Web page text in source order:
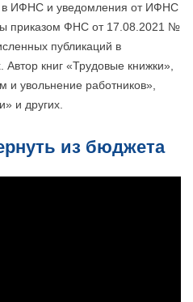
в ИФНС и уведомления от ИФНС
приказом ФНС от 17.08.2021 №
публикаций в
книг «Трудовые книжки»,
увольнение работников»,
и других.
из бюджета